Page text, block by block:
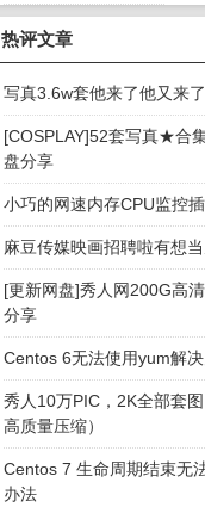
绿色软件
热评文章
写真3.6w套他来了他又来了
[COSPLAY]52套写真★合
盘分享
小巧的网速内存CPU监控
麻豆传媒映画招聘啦有想
[更新网盘]秀人网200G高
分享
Centos 6无法使用yum解
秀人10万PIC，2K全部套
高质量压缩）
Centos 7 生命周期结束无
办法